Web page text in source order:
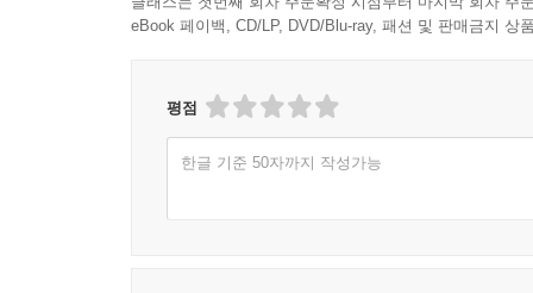
입이 막힌 이들의 고통에 각별히 귀를 기울이는
철학 담론과 종교 서사, 그리고 사회 분석을 유
격렬하게 충돌하고 씨름하는 현장임을 증명한다.
eBook 페이백, CD/LP, DVD/Blu-ray, 패션 및 판매금지 상
평점
한글 기준 50자까지 작성가능